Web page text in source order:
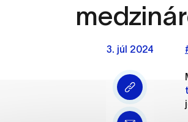
3. júl 2024
Vaša